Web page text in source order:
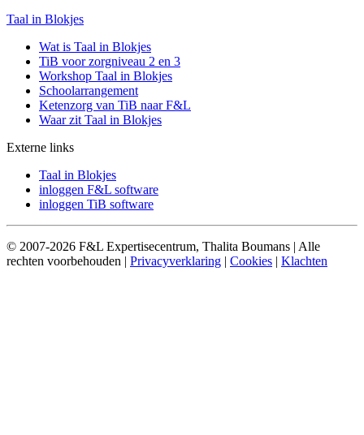
Taal in Blokjes
Wat is Taal in Blokjes
TiB voor zorgniveau 2 en 3
Workshop Taal in Blokjes
Schoolarrangement
Ketenzorg van TiB naar F&L
Waar zit Taal in Blokjes
Externe links
Taal in Blokjes
inloggen F&L software
inloggen TiB software
© 2007-2026 F&L Expertisecentrum, Thalita Boumans | Alle
rechten voorbehouden | Privacyverklaring | Cookies | Klachten